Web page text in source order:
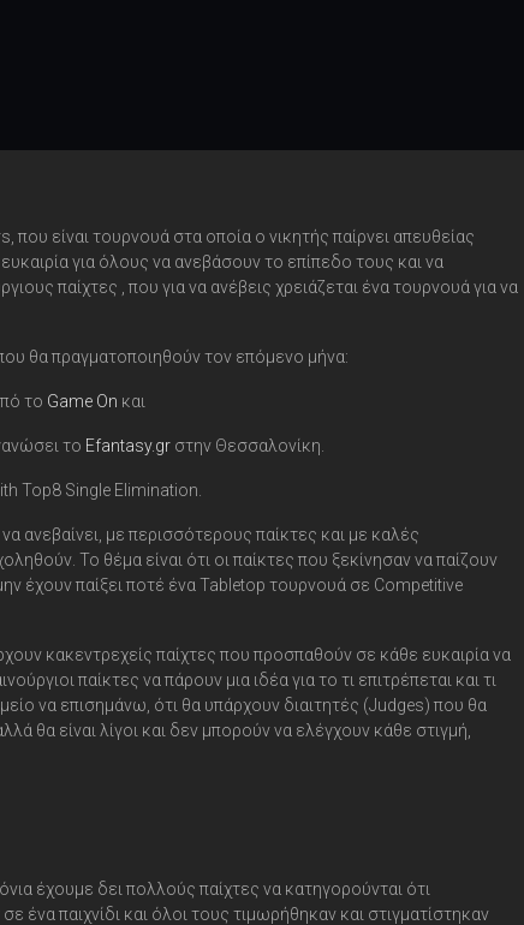
είναι τουρνουά στα οποία ο νικητής παίρνει απευθείας
για όλους να ανεβάσουν το επίπεδο τους και να
παίχτες , που για να ανέβεις χρειάζεται ένα τουρνουά για να
θα πραγματοποιηθούν τον επόμενο μήνα:
το Game On και
το Efantasy.gr στην Θεσσαλονίκη.
Top8 Single Elimination.
ανεβαίνει, με περισσότερους παίκτες και με καλές
Το θέμα είναι ότι οι παίκτες που ξεκίνησαν να παίζουν
έχουν παίξει ποτέ ένα Tabletop τουρνουά σε Competitive
κακεντρεχείς παίχτες που προσπαθούν σε κάθε ευκαιρία να
παίκτες να πάρουν μια ιδέα για το τι επιτρέπεται και τι
να επισημάνω, ότι θα υπάρχουν διαιτητές (Judges) που θα
θα είναι λίγοι και δεν μπορούν να ελέγχουν κάθε στιγμή,
έχουμε δει πολλούς παίχτες να κατηγορούνται ότι
ένα παιχνίδι και όλοι τους τιμωρήθηκαν και στιγματίστηκαν